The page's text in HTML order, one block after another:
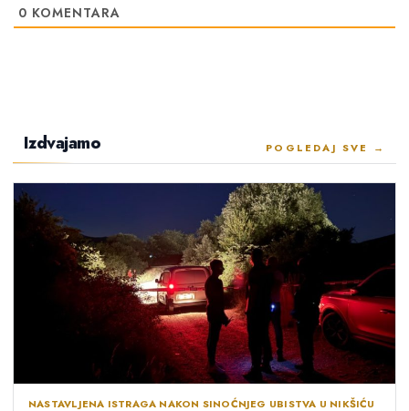
0 KOMENTARA
Izdvajamo POGLEDAJ SVE →
NASTAVLJENA ISTRAGA NAKON SINOĆNJEG UBISTVA U NIKŠIĆU